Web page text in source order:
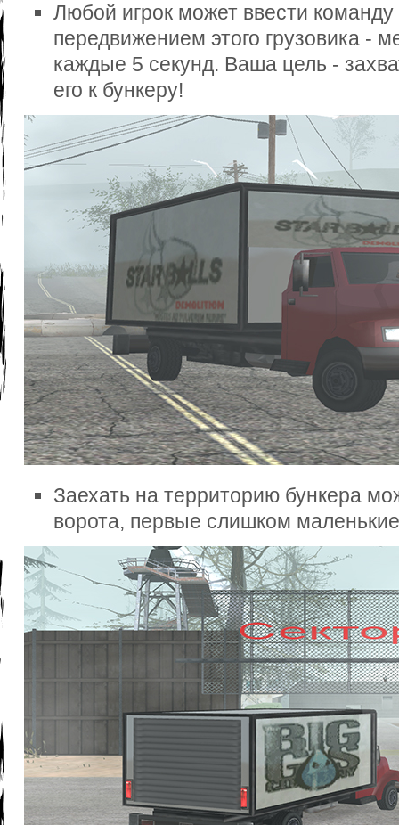
Любой игрок может ввести
передвижением этого грузовика -
каждые 5 секунд. Ваша цель -
его к бункеру!
Заехать на территорию бункера
ворота, первые слишком